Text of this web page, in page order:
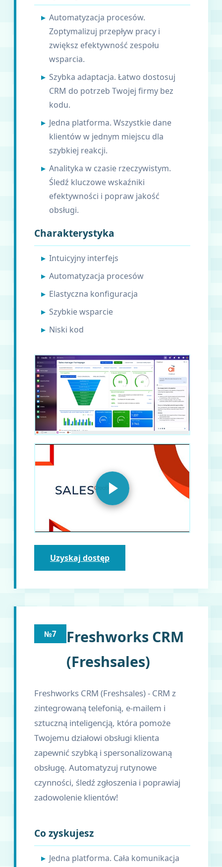
Automatyzacja procesów.
Zoptymalizuj przepływ pracy i
zwiększ efektywność zespołu
wsparcia.
Szybka adaptacja. Łatwo dostosuj
CRM do potrzeb Twojej firmy bez
kodu.
Jedna platforma. Wszystkie dane
klientów w jednym miejscu dla
szybkiej reakcji.
Analityka w czasie rzeczywistym.
Śledź kluczowe wskaźniki
efektywności i popraw jakość
obsługi.
Charakterystyka
Intuicyjny interfejs
Automatyzacja procesów
Elastyczna konfiguracja
Szybkie wsparcie
Niski kod
Uzyskaj dostęp
№7
Freshworks CRM
(Freshsales)
Freshworks CRM (Freshsales) - CRM z
zintegrowaną telefonią, e-mailem i
sztuczną inteligencją, która pomoże
Twojemu działowi obsługi klienta
zapewnić szybką i spersonalizowaną
obsługę. Automatyzuj rutynowe
czynności, śledź zgłoszenia i poprawiaj
zadowolenie klientów!
Co zyskujesz
Jedna platforma. Cała komunikacja